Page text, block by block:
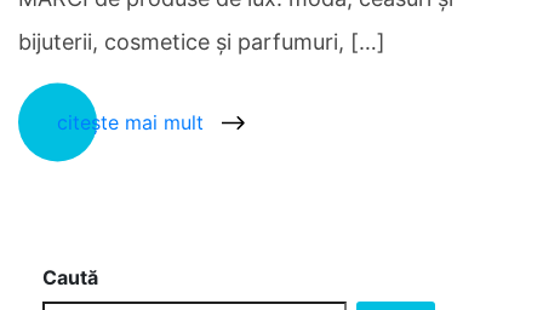
bijuterii, cosmetice și parfumuri, […]
citește mai mult
Caută